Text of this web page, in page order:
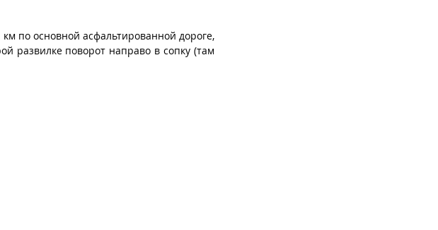
по основной асфальтированной дороге,
развилке поворот направо в сопку (там